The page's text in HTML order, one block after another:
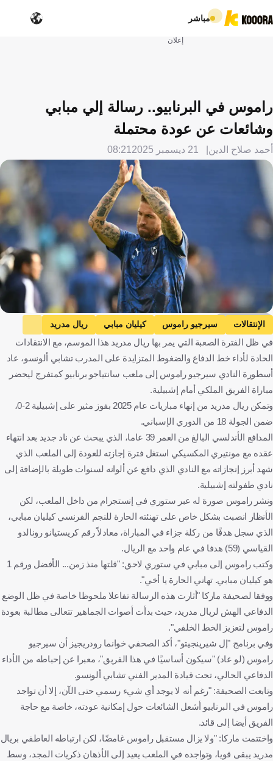
مباشر
إعلان
راموس في البرنابيو.. رسالة إلي مبابي
وشائعات عن عودة محتملة
أحمد صلاح الدين 21 ديسمبر 2025 08:21
Getty Images
الإنتقالات سيرجيو راموس كيليان مبابي
ريال مدريد
إسبانيا
فرنسا كرة قدم
في ظل الفترة الصعبة التي يمر بها ريال مدريد هذا الموسم، مع الانتقادات
الحادة لأداء خط الدفاع والضغوط المتزايدة على المدرب تشابي ألونسو، عاد
أسطورة النادي سيرجيو راموس إلى ملعب سانتياجو برنابيو كمتفرج ليحضر
مباراة الفريق الملكي أمام إشبيلية.
وتمكن ريال مدريد من إنهاء مباريات عام 2025 بفوز مثير على إشبيلية 2-0،
ضمن الجولة 18 من الدوري الإسباني.
المدافع الأندلسي البالغ من العمر 39 عاما، الذي يبحث عن ناد جديد بعد انتهاء
عقده مع مونتيري المكسيكي استغل فترة إجازته للعودة إلى الملعب الذي
شهد أبرز إنجازاته مع النادي الذي دافع عن ألوانه لسنوات طويلة بالإضافة إلى
نادي طفولته إشبيلية.
ونشر راموس صورة له عبر ستوري في إنستجرام من داخل الملعب، لكن
الأنظار انصبت بشكل خاص على تهنئته الحارة للنجم الفرنسي كيليان مبابي،
الذي سجل هدفًا من ركلة جزاء في المباراة، معادلاً رقم كريستيانو رونالدو
القياسي (59) هدفا في عام واحد مع الريال.
وكتب راموس إلى مبابي في ستوري لاحق: "قلتها منذ زمن... الأفضل ورقم 1
هو كيليان مبابي. تهاني الحارة يا أخي".
ووفقا لصحيفة ماركا "أثارت هذه الرسالة تفاعلا ملحوظا خاصة في ظل الوضع
الدفاعي الهش لريال مدريد، حيث بدأت أصوات الجماهير تتعالى مطالبة بعودة
راموس لتعزيز الخط الخلفي".
وفي برنامج "إل شيرينجيتو"، أكد الصحفي خوانما رودريجيز أن سيرجيو
راموس (لو عاد) "سيكون أساسيًا في هذا الفريق"، معبرا عن إحباطه من الأداء
الدفاعي الحالي، تحت قيادة المدير الفني تشابي ألونسو.
وتابعت الصحيفة: "رغم أنه لا يوجد أي شيء رسمي حتى الآن، إلا أن تواجد
راموس في البرنابيو أشعل الشائعات حول إمكانية عودته، خاصة مع حاجة
الفريق أيضا إلى قائد.
واختتمت ماركا: "ولا يزال مستقبل راموس غامضًا، لكن ارتباطه العاطفي بريال
مدريد يبقى قويا، وتواجده في الملعب يعيد إلى الأذهان ذكريات المجد، وسط